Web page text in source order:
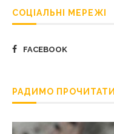
СОЦІАЛЬНІ МЕРЕЖІ
FACEBOOK
РАДИМО ПРОЧИТАТИ